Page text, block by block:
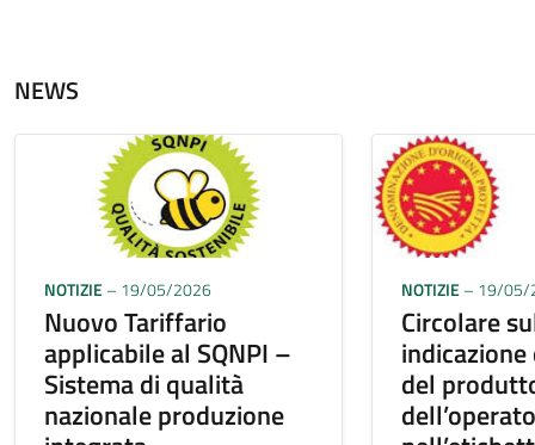
NEWS
NOTIZIE– 19/05/2026
Nuovo Tariffario
applicabile al SQNPI –
Sistema di qualità
nazionale produzione
NOTIZIE– 19/05/
Circolare
del